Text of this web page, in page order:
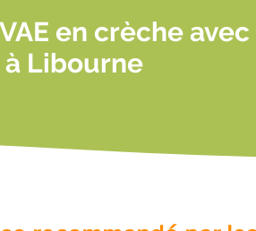
en crèche
Libourne